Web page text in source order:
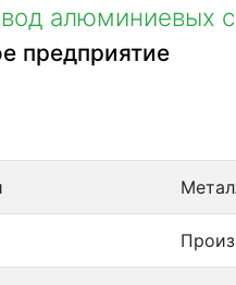
алюминиевых
предприятие